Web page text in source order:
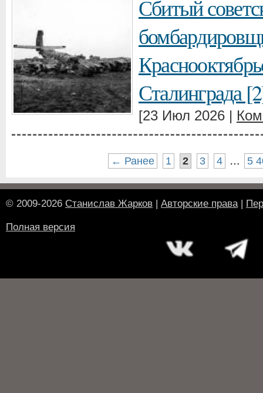
Сбитый
Сталинграда
[23 Июл 2026 |
← Ранее 1 2 3 4 … 5
© 2009-2026 Станислав Жарков | Авторские права|
Полная версия